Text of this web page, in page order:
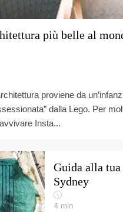
più belle al
proviene da
dalla Lego. Per
Insta...
Guida alla tua
Sydney
4 min